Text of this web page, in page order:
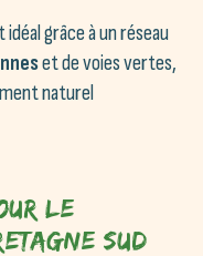
grâce à un réseau
et de voies vertes,
naturel
le
Sud